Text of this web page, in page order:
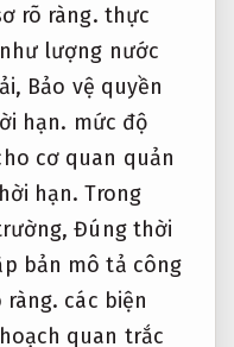
rõ ràng. thực
lượng nước
Bảo vệ quyền
hạn. mức độ
cơ quan quản
hạn. Trong
Đúng thời
bản mô tả công
ràng. các biện
quan trắc